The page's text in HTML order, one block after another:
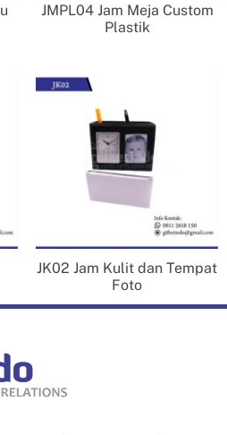
JMPL04 Jam Meja Custom
Plastik
JK02 Jam Kulit dan Tempat
Foto